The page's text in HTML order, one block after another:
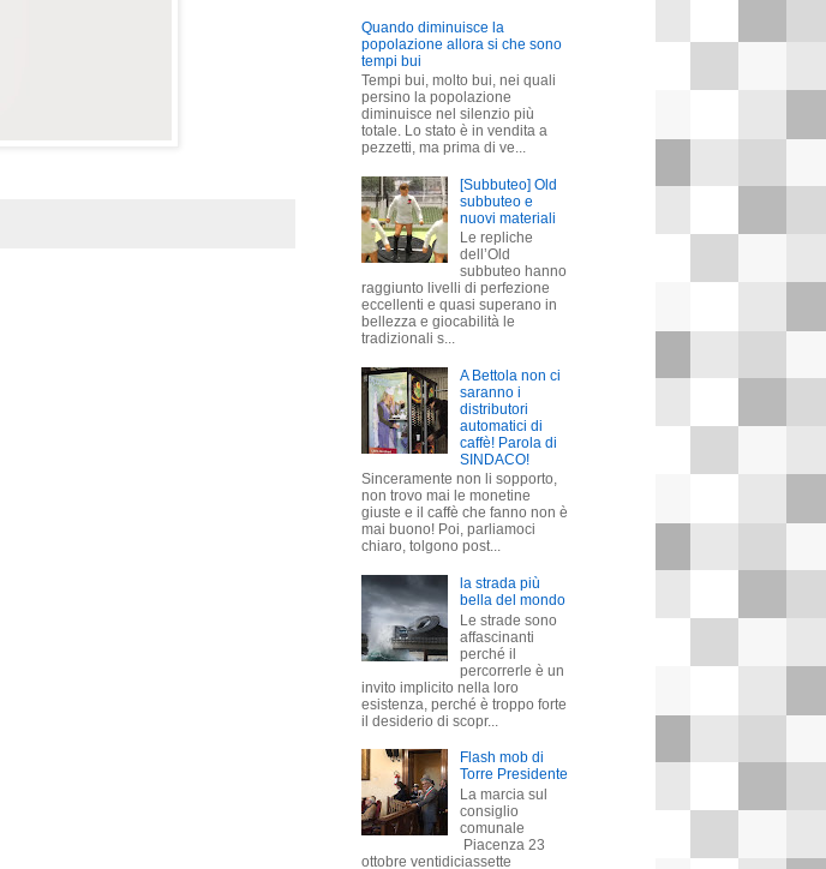
Quando diminuisce la
popolazione allora si che sono
tempi bui
Tempi bui, molto bui, nei quali
persino la popolazione
diminuisce nel silenzio più
totale. Lo stato è in vendita a
pezzetti, ma prima di ve...
[Subbuteo] Old
subbuteo e
nuovi materiali
Le repliche
dell’Old
subbuteo hanno
raggiunto livelli di perfezione
eccellenti e quasi superano in
bellezza e giocabilità le
tradizionali s...
A Bettola non ci
saranno i
distributori
automatici di
caffè! Parola di
SINDACO!
Sinceramente non li sopporto,
non trovo mai le monetine
giuste e il caffè che fanno non è
mai buono! Poi, parliamoci
chiaro, tolgono post...
la strada più
bella del mondo
Le strade sono
affascinanti
perché il
percorrerle è un
invito implicito nella loro
esistenza, perché è troppo forte
il desiderio di scopr...
Flash mob di
Torre Presidente
La marcia sul
consiglio
comunale
Piacenza 23
ottobre ventidiciassette